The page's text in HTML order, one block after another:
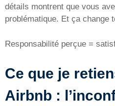
détails montrent que vous
problématique. Et ça change
Responsabilité perçue =
Ce que je
Airbnb :